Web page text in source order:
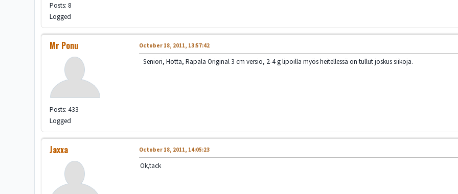
Posts: 8
Logged
Mr Ponu
Posts: 433
Logged
October 18, 2011, 13:57:42
Seniori, Hotta, Rapala Original 3 cm versio, 2-4 g lipoilla myös heitellessä on tullut joskus siikoja.
Jaxxa October 18, 2011, 14:05:23
Ok,tack